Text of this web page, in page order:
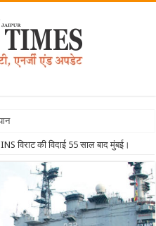
हुई बि
विराट की विदाई 55 साल बाद मुंबई।